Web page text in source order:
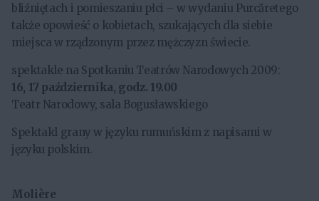
bliźniętach i pomieszaniu płci – w wydaniu Purcăretego
także opowieść o kobietach, szukających dla siebie
miejsca w rządzonym przez mężczyzn świecie.
spektakle na Spotkaniu Teatrów Narodowych 2009:
16, 17 października, godz. 19.00
Teatr Narodowy, sala Bogusławskiego
Spektakl grany w języku rumuńskim z napisami w
języku polskim.
Molière